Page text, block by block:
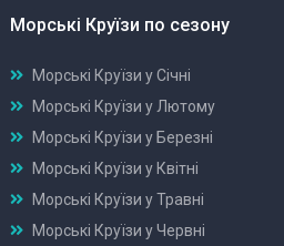
Морські Круїзи по сезону
Морські Круїзи у Січні
Морські Круїзи у Лютому
Морські Круїзи у Березні
Морські Круїзи у Квітні
Морські Круїзи у Травні
Морські Круїзи у Червні